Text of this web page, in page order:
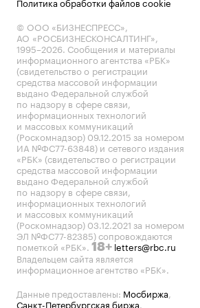
© ООО «БИЗНЕСПРЕСС»,
АО «РОСБИЗНЕСКОНСАЛТИНГ»,
1995–2026. Сообщения и материалы
информационного агентства «РБК»
(свидетельство о регистрации
средства массовой информации
выдано Федеральной службой
по надзору в сфере связи,
информационных технологий
и массовых коммуникаций
(Роскомнадзор) 09.12.2015 за номером
ИА №ФС77-63848) и сетевого издания
«РБК» (свидетельство о регистрации
средства массовой информации
выдано Федеральной службой
по надзору в сфере связи,
информационных технологий
и массовых коммуникаций
(Роскомнадзор) 03.12.2021 за номером
ЭЛ №ФС77-82385) сопровождаются
пометкой «РБК». 18+ letters@rbc.ru
Владельцем сайта является
информационное агентство «РБК».
Данные предоставлены: Мосбиржа,
Санкт-Петербургская биржа.